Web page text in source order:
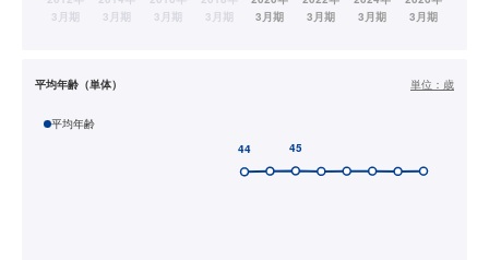
平均年齢（単体） 単位： 歳
平均年齢